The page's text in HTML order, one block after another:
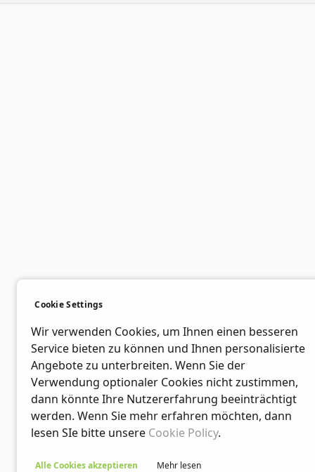
Cookie Settings
Wir verwenden Cookies, um Ihnen einen besseren
Service bieten zu können und Ihnen personalisierte
Angebote zu unterbreiten. Wenn Sie der
Verwendung optionaler Cookies nicht zustimmen,
dann könnte Ihre Nutzererfahrung beeinträchtigt
werden. Wenn Sie mehr erfahren möchten, dann
lesen SIe bitte unsere Cookie Policy.
Alle Cookies akzeptieren Mehr lesen